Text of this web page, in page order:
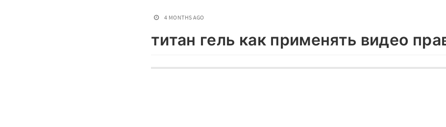
4 MONTHS AGO
титан гель как применять видео